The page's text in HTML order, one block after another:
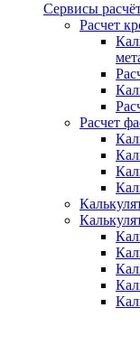
Сервисы
Расчет
Расчет